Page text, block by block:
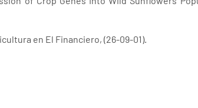
en El Financiero, (26-09-01).